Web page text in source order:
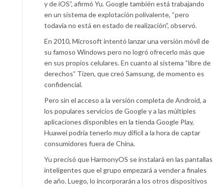
y de iOS”, afirmó Yu. Google también está trabajando
en un sistema de explotación polivalente, “pero
todavía no está en estado de realización”, observó.
En 2010, Microsoft intentó lanzar una versión móvil de
su famoso Windows pero no logró ofrecerlo más que
en sus propios celulares. En cuanto al sistema “libre de
derechos” Tizen, que creó Samsung, de momento es
confidencial.
Pero sin el acceso a la versión completa de Android, a
los populares servicios de Google y a las múltiples
aplicaciones disponibles en la tienda Google Play,
Huawei podría tenerlo muy difícil a la hora de captar
consumidores fuera de China.
Yu precisó que HarmonyOS se instalará en las pantallas
inteligentes que el grupo empezará a vender a finales
de año. Luego, lo incorporarán a los otros dispositivos